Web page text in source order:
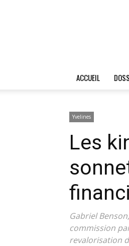
ACCUEIL
Yvelines
Les
Gabriel
commission
revalorisation